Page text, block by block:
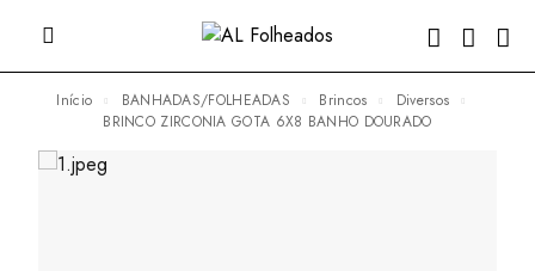
Início BANHADAS/FOLHEADAS Brincos
Diversos
BRINCO ZIRCONIA GOTA 6X8 BANHO DOURADO